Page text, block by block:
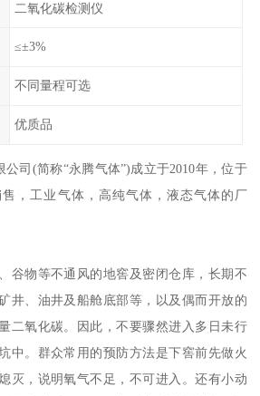
二氧化碳检测仪
≤±3%
不同量程可选
优质品
司(简称“永腾气体”)成立于2010年，位于
，工业气体，高纯气体，液态气体的厂
谷物等不通风的地窖及密闭仓库，长期不
井、油井及船舱底部等，以及偶而开放的
二氧化碳。因此，不要骤然进入多日未行
中。群众常用的预防方法是下窖前先做火
灭，说明氧气不足，不可进入。还有小动